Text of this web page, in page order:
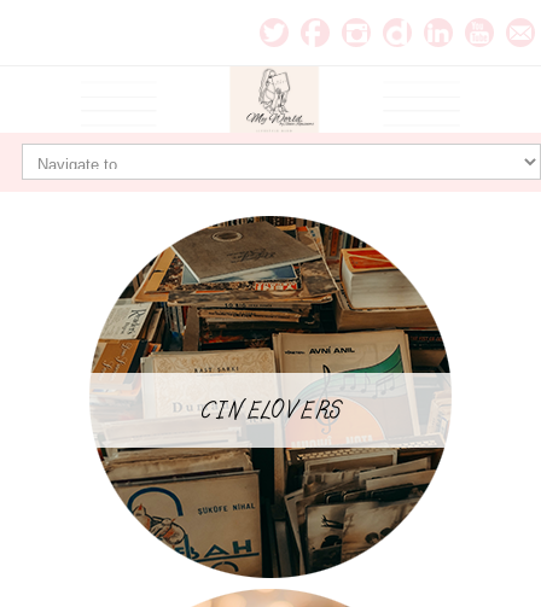
CINELOVERS